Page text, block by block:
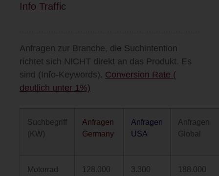
Info Traffic
Anfragen zur Branche, die Suchintention
richtet sich NICHT direkt an das Produkt. Es
sind (Info-Keywords). Conversion Rate (
deutlich unter 1%)
Suchbegriff
(KW)
Anfragen
Germany
Anfragen
USA
Anfragen
Global
Motorrad 128.000 3.300 188.000